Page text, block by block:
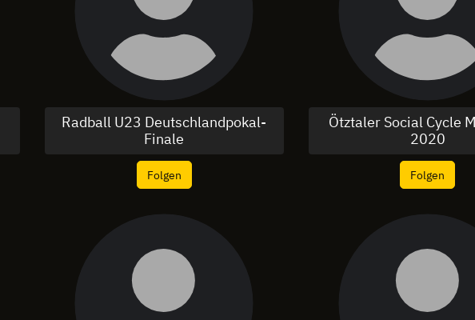
Radball U23 Deutschlandpokal-
Finale
Folgen
Ötztaler Social Cycle
2020
Folgen